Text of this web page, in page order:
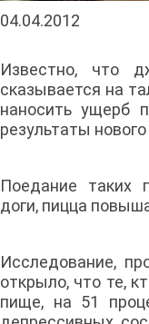
04.04.2012
Известно, что
сказывается на
наносить ущерб
результаты
Поедание таких
доги, пицца
Исследование,
открыло, что те,
пище, на 51